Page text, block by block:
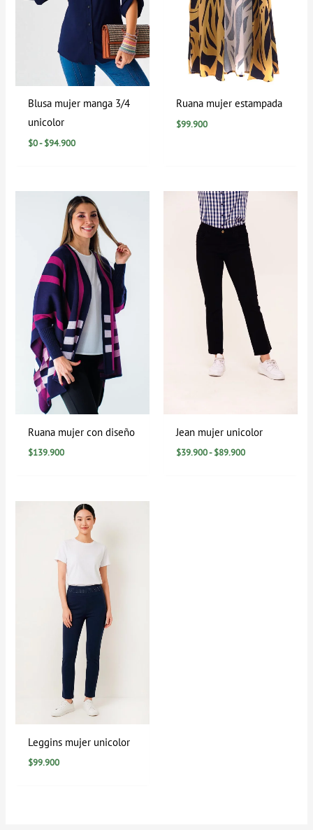
Blusa mujer manga 3/4
unicolor
$0- $94.900
Ruana mujer estampada
$99.900
Ruana mujer con diseño
$139.900
Jean mujer unicolor
$39.900- $89.900
Rango
de
precios:
desde
$39.900
hasta
$89.900
Leggins mujer unicolor
$99.900